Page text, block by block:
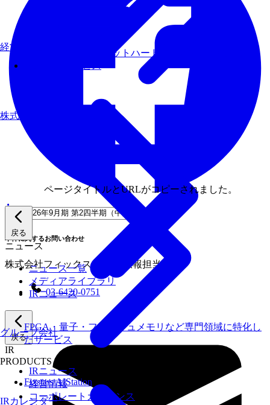
戻る
ニュース
ニュース一覧
メディアライブラリ
IRニュース
戻る
IR
IRニュース
経営情報
コーポレートガバナンス
経営理念
グループ会社
AIモデルを、ターゲットハードウェアで最速にする
FPGA・量子・フラッシュメモリなど専門領域に特化し
たサービス
PRODUCTS
Fixstars AIStation
株式について
IRカレンダー
ページタイトルとURLがコピーされました。
本件に関するお問い合わせ
株式会社フィックスターズ 広報担当
03-6420-0751